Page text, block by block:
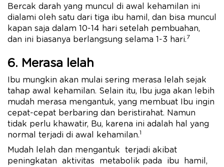
Bercak darah yang muncul di awal kehamilan ini
dialami oleh satu dari tiga ibu hamil, dan bisa muncul
kapan saja dalam 10-14 hari setelah pembuahan,
dan ini biasanya berlangsung selama 1-3 hari.7
6. Merasa lelah
Ibu mungkin akan mulai sering merasa lelah sejak
tahap awal kehamilan. Selain itu, Ibu juga akan lebih
mudah merasa mengantuk, yang membuat Ibu ingin
cepat-cepat berbaring dan beristirahat. Namun
tidak perlu khawatir, Bu, karena ini adalah hal yang
normal terjadi di awal kehamilan.1
Mudah lelah dan mengantuk terjadi akibat
peningkatan aktivitas metabolik pada ibu hamil,